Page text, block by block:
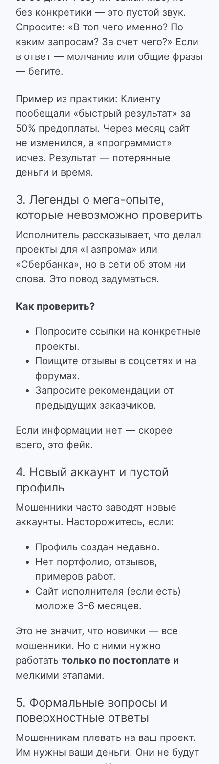
без конкретики — это пустой звук.
Спросите: «В топ чего именно? По
каким запросам? За счет чего?» Если
в ответ — молчание или общие фразы
— бегите.
Пример из практики: Клиенту
пообещали «быстрый результат» за
50% предоплаты. Через месяц сайт
не изменился, а «программист»
исчез. Результат — потерянные
деньги и время.
3. Легенды о мега-опыте,
которые невозможно проверить
Исполнитель рассказывает, что делал
проекты для «Газпрома» или
«Сбербанка», но в сети об этом ни
слова. Это повод задуматься.
Как проверить?
Попросите ссылки на конкретные
проекты.
Поищите отзывы в соцсетях и на
форумах.
Запросите рекомендации от
предыдущих заказчиков.
Если информации нет — скорее
всего, это фейк.
4. Новый аккаунт и пустой
профиль
Мошенники часто заводят новые
аккаунты. Насторожитесь, если:
Профиль создан недавно.
Нет портфолио, отзывов,
примеров работ.
Сайт исполнителя (если есть)
моложе 3–6 месяцев.
Это не значит, что новички — все
мошенники. Но с ними нужно
работать только по постоплате и
мелкими этапами.
5. Формальные вопросы и
поверхностные ответы
Мошенникам плевать на ваш проект.
Им нужны ваши деньги. Они не будут